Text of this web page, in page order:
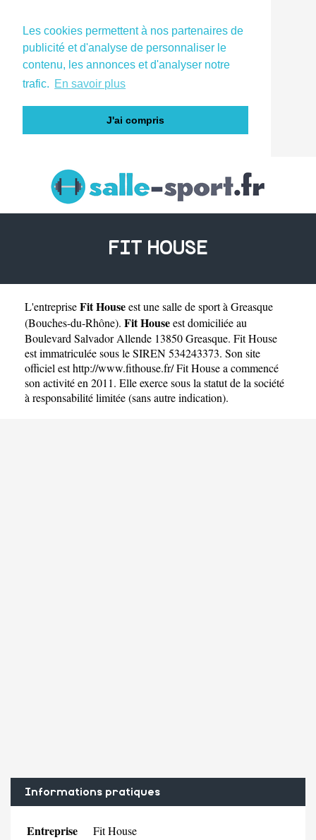
Les cookies permettent à nos partenaires de
publicité et d'analyse de personnaliser le
contenu, les annonces et d'analyser notre
trafic. En savoir plus
J'ai compris
FIT HOUSE
L'entrepriseFit Houseest unesalle de sport à Greasque
(Bouches-du-Rhône). Fit Houseest domiciliée au
Boulevard Salvador Allende 13850 Greasque. Fit House
est immatriculée sous le SIREN 534243373. Son site
officiel esthttp://www.fithouse.fr/Fit House a commencé
son activité en 2011. Elle exerce sous la statut de la société
à responsabilité limitée (sans autre indication).
Informations pratiques
Entreprise Fit House